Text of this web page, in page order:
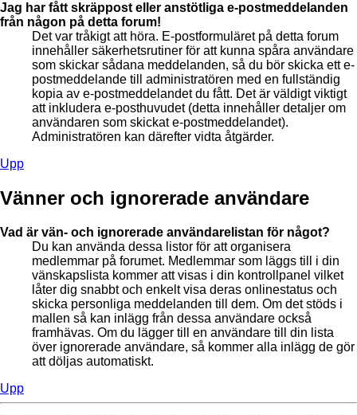
Jag har fått skräppost eller anstötliga e-postmeddelanden
från någon på detta forum!
Det var tråkigt att höra. E-postformuläret på detta forum
innehåller säkerhetsrutiner för att kunna spåra användare
som skickar sådana meddelanden, så du bör skicka ett e-
postmeddelande till administratören med en fullständig
kopia av e-postmeddelandet du fått. Det är väldigt viktigt
att inkludera e-posthuvudet (detta innehåller detaljer om
användaren som skickat e-postmeddelandet).
Administratören kan därefter vidta åtgärder.
Upp
Vänner och ignorerade användare
Vad är vän- och ignorerade användarelistan för något?
Du kan använda dessa listor för att organisera
medlemmar på forumet. Medlemmar som läggs till i din
vänskapslista kommer att visas i din kontrollpanel vilket
låter dig snabbt och enkelt visa deras onlinestatus och
skicka personliga meddelanden till dem. Om det stöds i
mallen så kan inlägg från dessa användare också
framhävas. Om du lägger till en användare till din lista
över ignorerade användare, så kommer alla inlägg de gör
att döljas automatiskt.
Upp